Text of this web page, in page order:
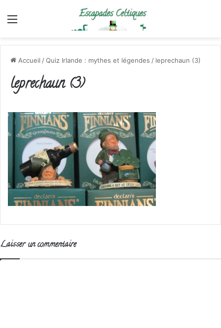
Menu
Accueil /Quiz Irlande : mythes et légendes / leprechaun (3)
leprechaun (3)
Laisser un commentaire